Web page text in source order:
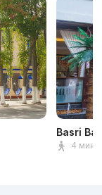
Basri
4 мин